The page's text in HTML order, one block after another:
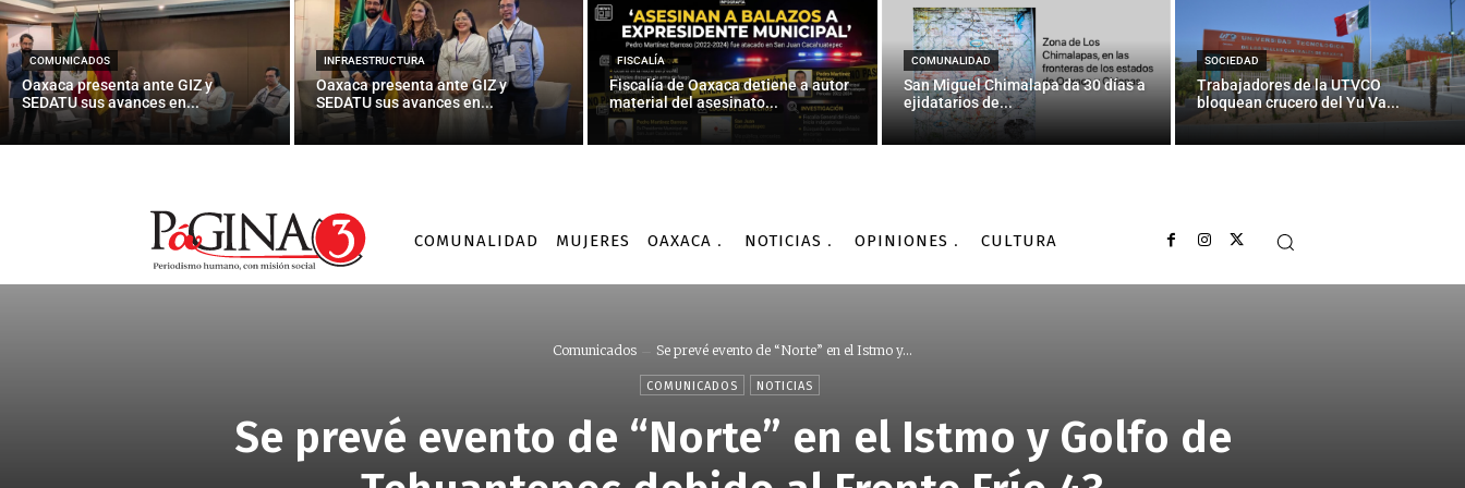
COMUNICADOS
Oaxaca presenta ante GIZ y
SEDATU sus avances en...
INFRAESTRUCTURA
Oaxaca presenta ante GIZ y
SEDATU sus avances en...
FISCALÍA
Fiscalía de Oaxaca detiene a autor
material del asesinato...
COMUNALIDAD
San Miguel Chimalapa da 30 días a
ejidatarios de...
SOCIEDAD
Trabajadores de la UTVCO
bloquean crucero del Yu Va...
COMUNALIDAD MUJERES OAXACA NOTICIAS OPINIONES CULTURA
Comunicados Se prevé evento de “Norte” en el Istmo y...
COMUNICADOS NOTICIAS
Se prevé evento de “Norte” en el Istmo y Golfo de